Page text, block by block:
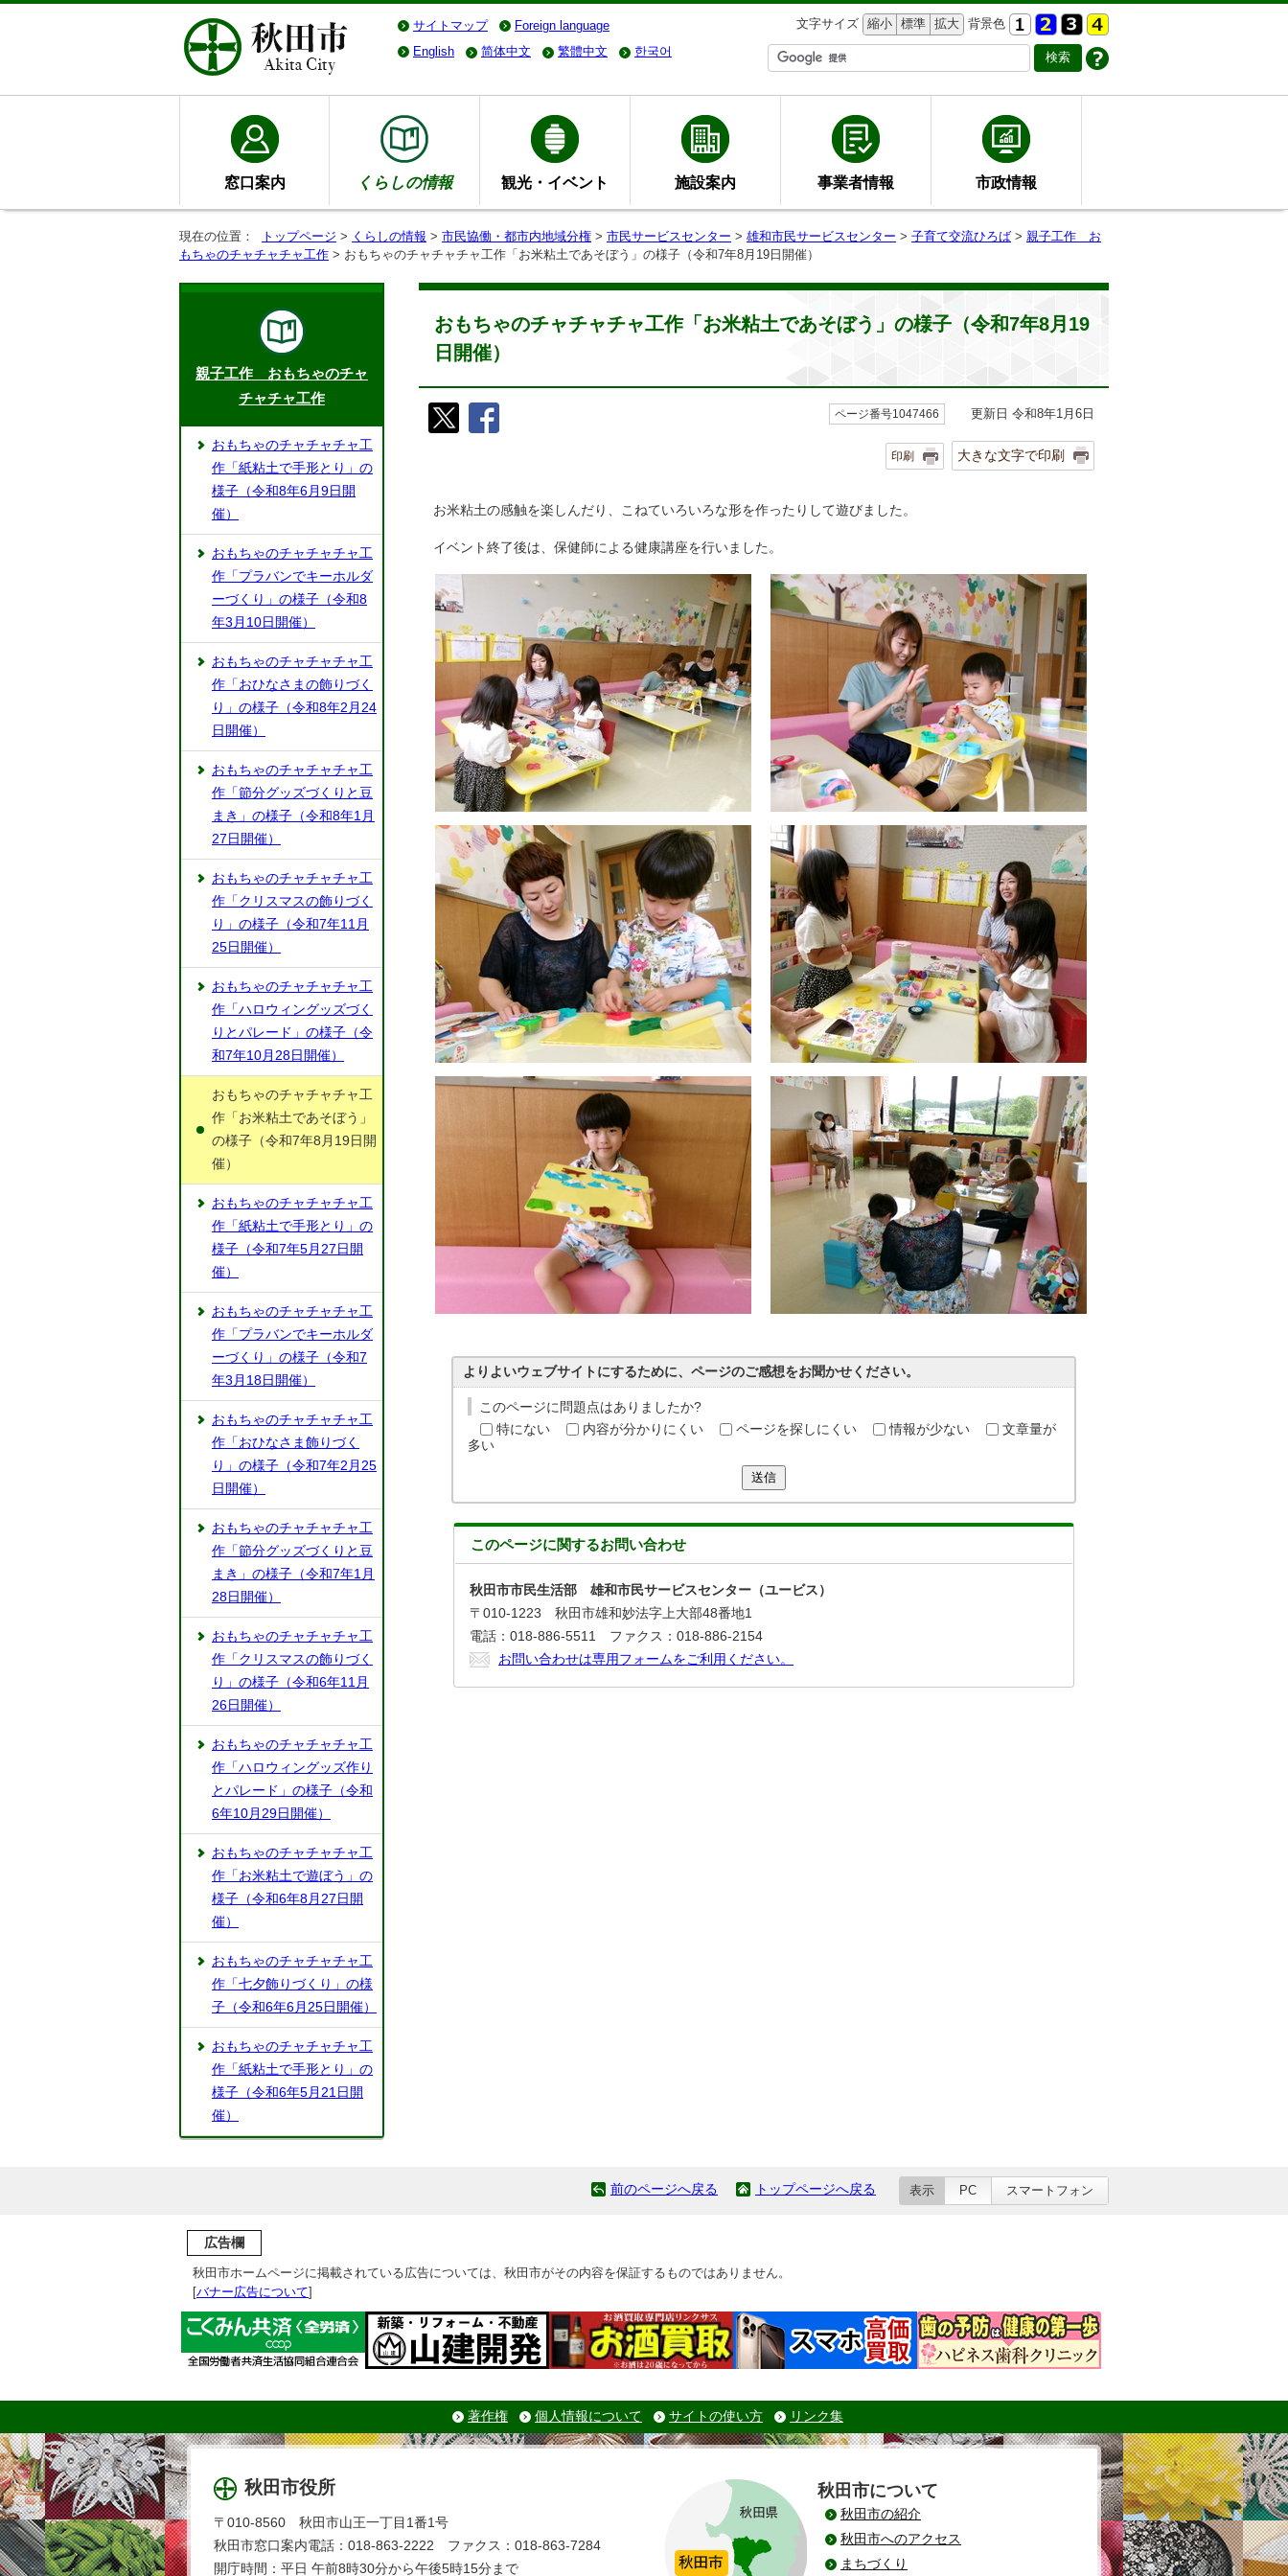
サイトマップ Foreign language 文字サイズ 縮小 標準 拡大 背景色
English
简体中文 繁體中文 한국어
窓口案内 くらしの情報 観光・イベント 施設案内 事業者情報 市政情報
現在の位置： トップページ > くらしの情報 > 市民協働・都市内地域分権 > 市民サービスセンター > 雄和市民サービスセンター > 子育て交流ひろば > 親子工作 お
もちゃのチャチャチャ工作 > おもちゃのチャチャチャ工作「お米粘土であそぼう」の様子（令和7年8月19日開催）
おもちゃのチャチャチャ工作「お米粘土であそぼう」の様子（令和7年8月19
日開催）
ページ番号1047466 更新日 令和8年1月6日
印刷 大きな文字で印刷
お米粘土の感触を楽しんだり、こねていろいろな形を作ったりして遊びました。
イベント終了後は、保健師による健康講座を行いました。
よりよいウェブサイトにするために、ページのご感想をお聞かせください。
このページに問題点はありましたか?
特にない
内容が分かりにくい ページを探しにくい 情報が少ない
文章量が
多い
送信
このページに関するお問い合わせ
秋田市市民生活部 雄和市民サービスセンター（ユービス）
〒010-1223 秋田市雄和妙法字上大部48番地1
電話：018-886-5511 ファクス：018-886-2154
お問い合わせは専用フォームをご利用ください。
親子工作 おもちゃのチャ
チャチャ工作
おもちゃのチャチャチャ工
作「紙粘土で手形とり」の
様子（令和8年6月9日開
催）
おもちゃのチャチャチャ工
作「プラバンでキーホルダ
ーづくり」の様子（令和8
年3月10日開催）
おもちゃのチャチャチャ工
作「おひなさまの飾りづく
り」の様子（令和8年2月24
日開催）
おもちゃのチャチャチャ工
作「節分グッズづくりと豆
まき」の様子（令和8年1月
27日開催）
おもちゃのチャチャチャ工
作「クリスマスの飾りづく
り」の様子（令和7年11月
25日開催）
おもちゃのチャチャチャ工
作「ハロウィングッズづく
りとパレード」の様子（令
和7年10月28日開催）
おもちゃのチャチャチャ工
作「お米粘土であそぼう」
の様子（令和7年8月19日開
催）
おもちゃのチャチャチャ工
作「紙粘土で手形とり」の
様子（令和7年5月27日開
催）
おもちゃのチャチャチャ工
作「プラバンでキーホルダ
ーづくり」の様子（令和7
年3月18日開催）
おもちゃのチャチャチャ工
作「おひなさま飾りづく
り」の様子（令和7年2月25
日開催）
おもちゃのチャチャチャ工
作「節分グッズづくりと豆
まき」の様子（令和7年1月
28日開催）
おもちゃのチャチャチャ工
作「クリスマスの飾りづく
り」の様子（令和6年11月
26日開催）
おもちゃのチャチャチャ工
作「ハロウィングッズ作り
とパレード」の様子（令和
6年10月29日開催）
おもちゃのチャチャチャ工
作「お米粘土で遊ぼう」の
様子（令和6年8月27日開
催）
おもちゃのチャチャチャ工
作「七夕飾りづくり」の様
子（令和6年6月25日開催）
おもちゃのチャチャチャ工
作「紙粘土で手形とり」の
様子（令和6年5月21日開
催）
前のページへ戻る トップページへ戻る 表示 PC スマートフォン
広告欄
秋田市ホームページに掲載されている広告については、秋田市がその内容を保証するものではありません。
[バナー広告について]
著作権 個人情報について サイトの使い方 リンク集
秋田市役所
〒010-8560 秋田市山王一丁目1番1号
秋田市窓口案内電話：018-863-2222 ファクス：018-863-7284
開庁時間：平日 午前8時30分から午後5時15分まで
秋田市について
秋田市の紹介
秋田市へのアクセス
まちづくり